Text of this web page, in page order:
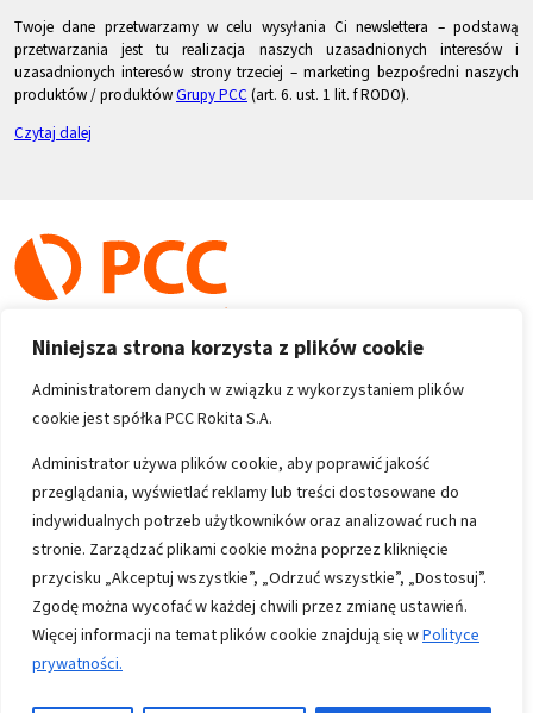
Niniejsza strona korzysta z plików cookie
Administratorem danych w związku z wykorzystaniem plików
cookie jest spółka PCC Rokita S.A.
Administrator używa plików cookie, aby poprawić jakość
przeglądania, wyświetlać reklamy lub treści dostosowane do
indywidualnych potrzeb użytkowników oraz analizować ruch na
stronie. Zarządzać plikami cookie można poprzez kliknięcie
przycisku „Akceptuj wszystkie”, „Odrzuć wszystkie”, „Dostosuj”.
Zgodę można wycofać w każdej chwili przez zmianę ustawień.
Więcej informacji na temat plików cookie znajdują się wPolityce
prywatności.
Twoje dane przetwarzamy w celu wysyłania Ci newslettera – podstawą
przetwarzania jest tu realizacja naszych uzasadnionych interesów i
uzasadnionych interesów strony trzeciej – marketing bezpośredni naszych
produktów / produktówGrupy PCC (art. 6. ust. 1 lit. f RODO).
Czytaj dalej
Copyright 1996-2026
Wszystkie prawa zastrzeżone
Informacje
Polityka prywatności
Mapa strony
Kontakt